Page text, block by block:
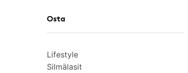
Osta
Lifestyle
Silmälasit